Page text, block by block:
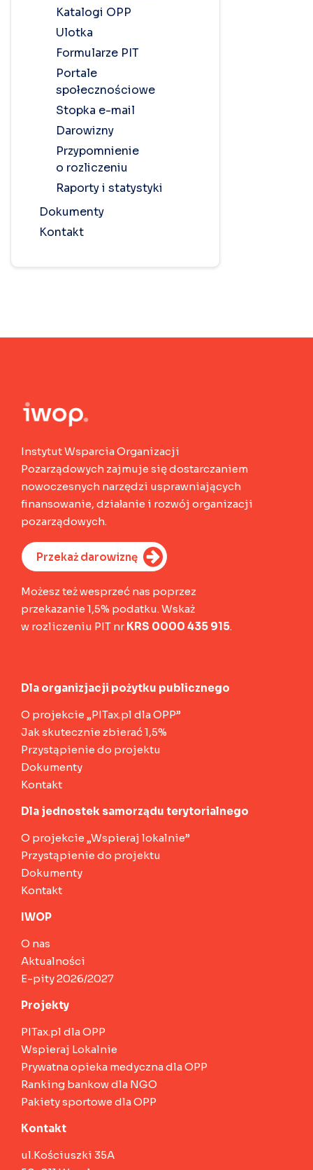
Katalogi OPP
Ulotka
Formularze PIT
Portale
społecznościowe
Stopka e-mail
Darowizny
Przypomnienie
o rozliczeniu
Raporty i statystyki
Dokumenty
Kontakt
Instytut Wsparcia Organizacji
Pozarządowych zajmuje się dostarczaniem
nowoczesnych narzędzi usprawniających
finansowanie, działanie i rozwój organizacji
pozarządowych.
Przekaż darowiznę
Możesz też wesprzeć nas poprzez
przekazanie 1,5% podatku. Wskaż
w rozliczeniu PIT nr KRS 0000 435 915.
Dla organizjacji pożytku publicznego
O projekcie „PITax.pl dla OPP”
Jak skutecznie zbierać 1,5%
Przystąpienie do projektu
Dokumenty
Kontakt
Dla jednostek samorządu terytorialnego
O projekcie „Wspieraj lokalnie”
Przystąpienie do projektu
Dokumenty
Kontakt
IWOP
O nas
Aktualności
E-pity 2026/2027
Projekty
PITax.pl dla OPP
Wspieraj Lokalnie
Prywatna opieka medyczna dla OPP
Ranking bankow dla NGO
Pakiety sportowe dla OPP
Kontakt
ul.Kościuszki 35A